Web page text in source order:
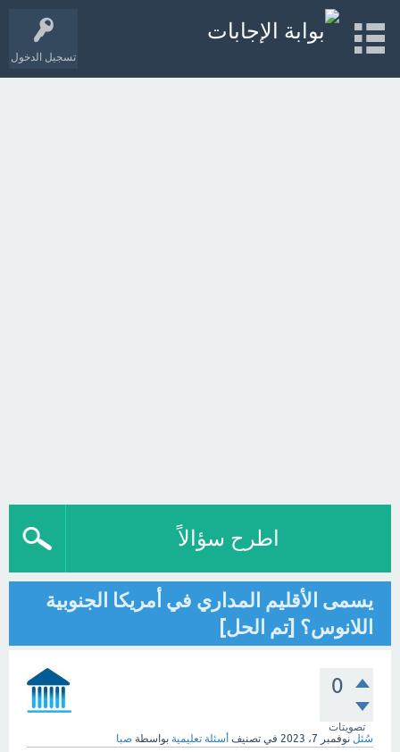
تسجيل الدخول
اطرح سؤالاً
يسمى الأقليم المداري في أمريكا الجنوبية
اللانوس؟ [تم الحل]
0
تصويتات
سُئل نوفمبر 7، 2023 في تصنيف أسئلة تعليمية بواسطة صبا